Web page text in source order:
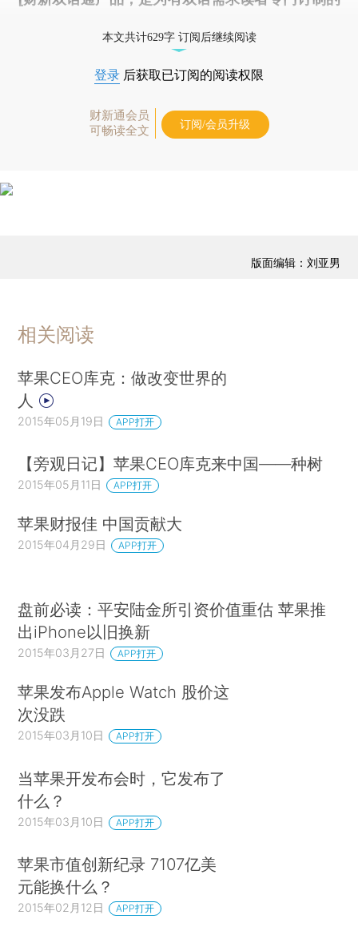
本文共计629字 订阅后继续阅读
登录 后获取已订阅的阅读权限
财新通会员
可畅读全文
订阅/会员升级
版面编辑：刘亚男
相关阅读
苹果CEO库克：做改变世界的
人
2015年05月19日 APP打开
【旁观日记】苹果CEO库克来中国——种树
2015年05月11日 APP打开
苹果财报佳 中国贡献大
2015年04月29日 APP打开
盘前必读：平安陆金所引资价值重估 苹果推
出iPhone以旧换新
2015年03月27日 APP打开
苹果发布Apple Watch 股价这
次没跌
2015年03月10日 APP打开
当苹果开发布会时，它发布了
什么？
2015年03月10日 APP打开
苹果市值创新纪录 7107亿美
元能换什么？
2015年02月12日 APP打开